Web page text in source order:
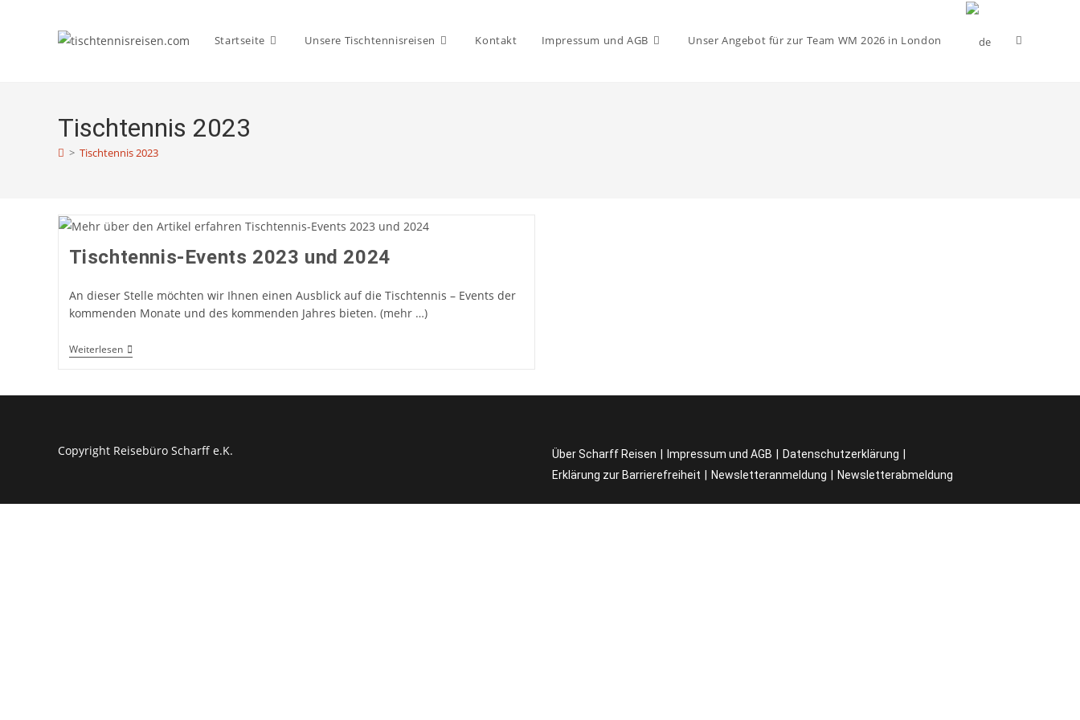
Startseite Unsere Tischtennisreisen Kontakt Impressum und AGB Unser Angebot für zur Team WM 2026 in London Website-
Tischtennis 2023
> Tischtennis 2023
Tischtennis-Events 2023 und 2024
An dieser Stelle möchten wir Ihnen einen Ausblick auf die Tischtennis – Events der
kommenden Monate und des kommenden Jahres bieten. (mehr …)
WeiterlesenTischtennis-
Events
Über Scharff Reisen Impressum und AGB
Datenschutzerklärung
Erklärung zur Barrierefreiheit
Newsletteranmeldung Newsletterabmeldung
Copyright Reisebüro Scharff e.K.